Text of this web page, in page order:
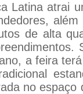
Latina atrai
de alta
a feira
no espaço